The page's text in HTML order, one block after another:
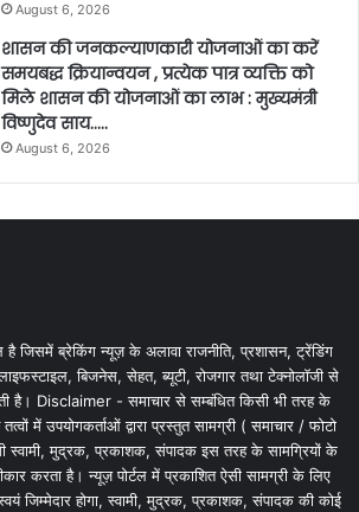
August 6, 2026
शासन की जनकल्याणकारी योजनाओं का करें
समयबद्ध क्रियान्वयन , प्रत्येक पात्र व्यक्ति को
मिले शासन की योजनाओं का लाभ : मुख्यमंत्री
विष्णुदेव साय…..
August 6, 2026
है जिसमें ब्रेकिंग न्यूज़ के अलावा राजनीति, प्रशासन, ट्रेंडिंग
बिजनेस, सेहत, ब्यूटी, रोजगार तथा टेक्नोलॉजी से
है। Disclaimer - समाचार से सम्बंधित किसी भी तरह के
में उपयोगकर्ताओं द्वारा प्रस्तुत सामग्री ( समाचार / फोटो
स्वामी, मुद्रक, प्रकाशक, संपादक इस तरह के सामग्रियों के
करता है। न्यूज़ पोर्टल में प्रकाशित ऐसी सामग्री के लिए
जिम्मेदार होगा, स्वामी, मुद्रक, प्रकाशक, संपादक की कोई